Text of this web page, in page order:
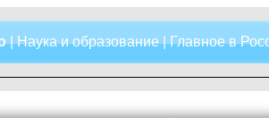
|Наука и образование|Главное в